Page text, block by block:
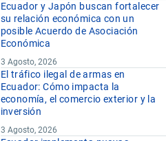
Ecuador y Japón buscan fortalecer
su relación económica con un
posible Acuerdo de Asociación
Económica
3 Agosto, 2026
El tráfico ilegal de armas en
Ecuador: Cómo impacta la
economía, el comercio exterior y la
inversión
3 Agosto, 2026